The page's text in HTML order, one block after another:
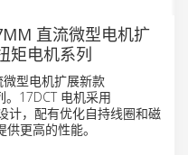
直流微型电机扩
矩电机系列
型电机扩展新款
17DCT 电机采用
计，配有优化自持线圈和磁
更高的性能。